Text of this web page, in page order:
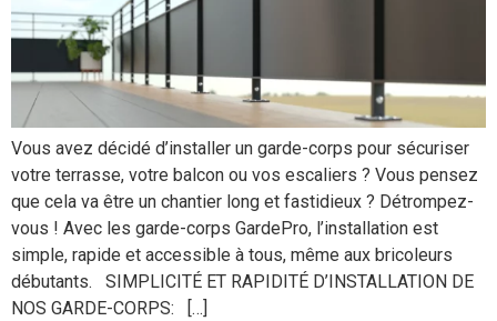
Vous avez décidé d’installer un garde-corps pour sécuriser
votre terrasse, votre balcon ou vos escaliers ? Vous pensez
que cela va être un chantier long et fastidieux ? Détrompez-
vous ! Avec les garde-corps GardePro, l’installation est
simple, rapide et accessible à tous, même aux bricoleurs
débutants. SIMPLICITÉ ET RAPIDITÉ D’INSTALLATION DE
NOS GARDE-CORPS: […]